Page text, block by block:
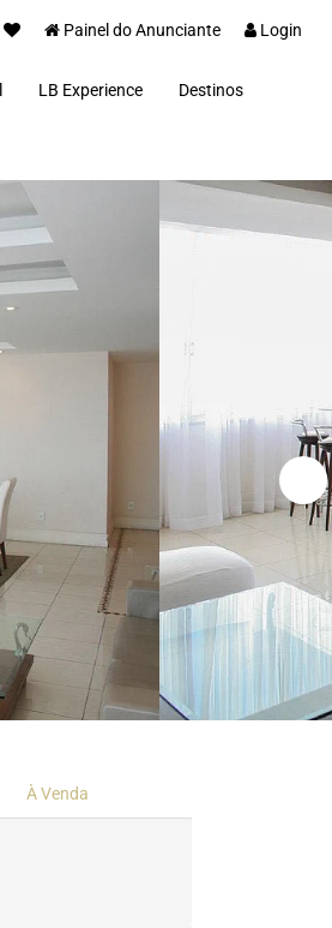
Painel do Anunciante Login
LB Experience Destinos
Angra dos Reis
Aquiraz
Cabo Frio
Capitólio
Fernando de
Florianópolis
Fortim
Guaramiranga
Icaraí de Amontada
Igrapuína
Ilhabela
Petrópolis
À Venda